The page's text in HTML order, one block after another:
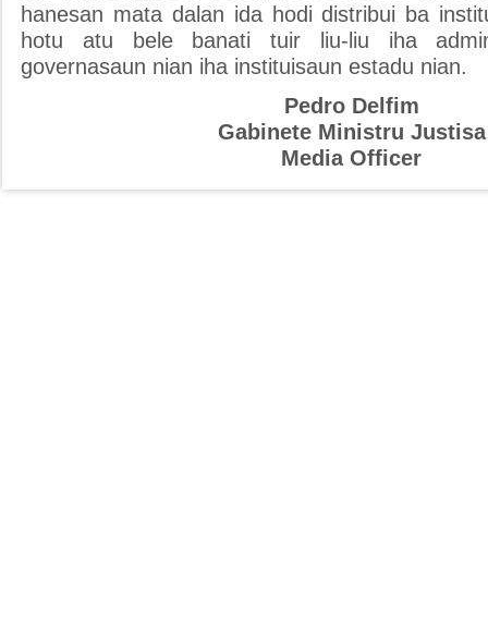
hanesan mata dalan ida hodi distribui ba
hotu atu bele banati tuir liu-liu iha
governasaun nian iha instituisaun estadu nian.
Pedro Delfim
Gabinete Ministru Justisa
Media Officer